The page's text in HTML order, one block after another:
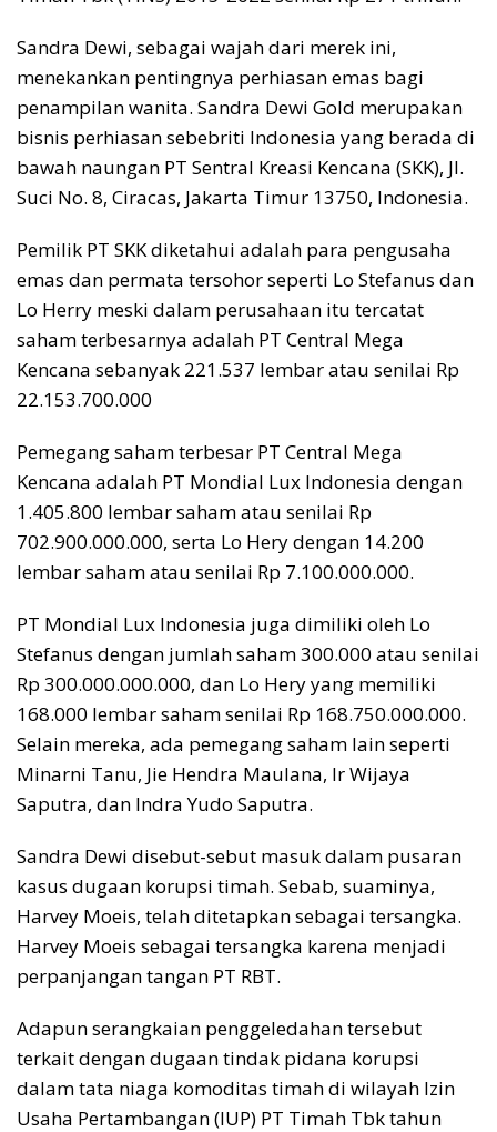
Sandra Dewi, sebagai wajah dari merek ini,
menekankan pentingnya perhiasan emas bagi
penampilan wanita. Sandra Dewi Gold merupakan
bisnis perhiasan sebebriti Indonesia yang berada di
bawah naungan PT Sentral Kreasi Kencana (SKK), Jl.
Suci No. 8, Ciracas, Jakarta Timur 13750, Indonesia.
Pemilik PT SKK diketahui adalah para pengusaha
emas dan permata tersohor seperti Lo Stefanus dan
Lo Herry meski dalam perusahaan itu tercatat
saham terbesarnya adalah PT Central Mega
Kencana sebanyak 221.537 lembar atau senilai Rp
22.153.700.000
Pemegang saham terbesar PT Central Mega
Kencana adalah PT Mondial Lux Indonesia dengan
1.405.800 lembar saham atau senilai Rp
702.900.000.000, serta Lo Hery dengan 14.200
lembar saham atau senilai Rp 7.100.000.000.
PT Mondial Lux Indonesia juga dimiliki oleh Lo
Stefanus dengan jumlah saham 300.000 atau senilai
Rp 300.000.000.000, dan Lo Hery yang memiliki
168.000 lembar saham senilai Rp 168.750.000.000.
Selain mereka, ada pemegang saham lain seperti
Minarni Tanu, Jie Hendra Maulana, Ir Wijaya
Saputra, dan Indra Yudo Saputra.
Sandra Dewi disebut-sebut masuk dalam pusaran
kasus dugaan korupsi timah. Sebab, suaminya,
Harvey Moeis, telah ditetapkan sebagai tersangka.
Harvey Moeis sebagai tersangka karena menjadi
perpanjangan tangan PT RBT.
Adapun serangkaian penggeledahan tersebut
terkait dengan dugaan tindak pidana korupsi
dalam tata niaga komoditas timah di wilayah Izin
Usaha Pertambangan (IUP) PT Timah Tbk tahun